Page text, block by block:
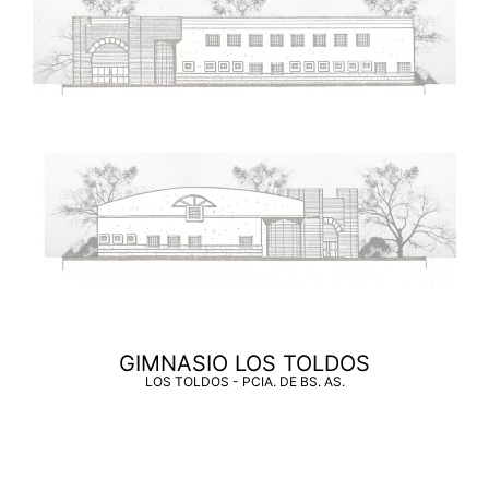
GIMNASIO LOS TOLDOS
LOS TOLDOS - PCIA. DE BS. AS.